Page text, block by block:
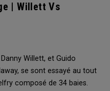
| Willett Vs
Willett, et Guido
se sont essayé au tout
composé de 34 baies.